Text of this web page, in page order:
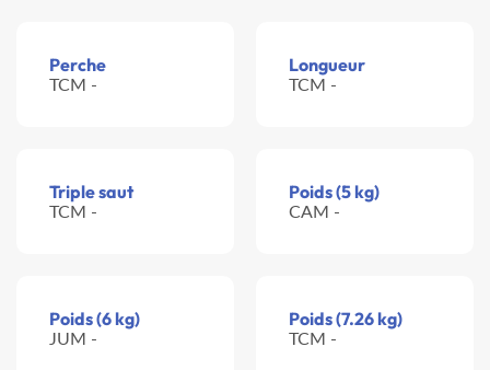
Perche
TCM -
Longueur
TCM -
Triple saut
TCM -
Poids (5 kg)
CAM -
Poids (6 kg)
JUM -
Poids (7.26 kg)
TCM -